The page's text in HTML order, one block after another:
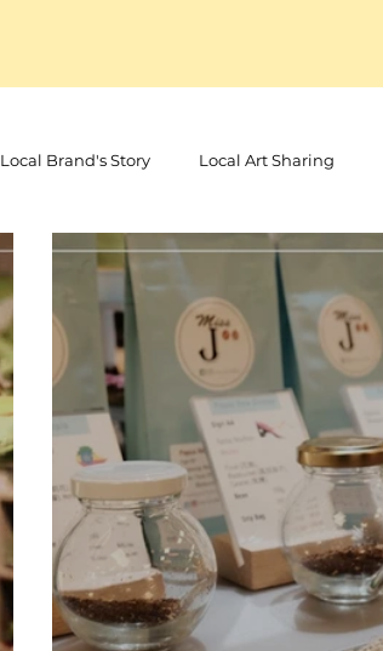
Local Brand's Story Local Art Sharing